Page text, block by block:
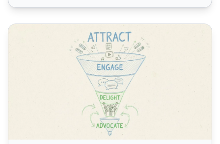
Qu'est-ce que l'inbound marketing ?